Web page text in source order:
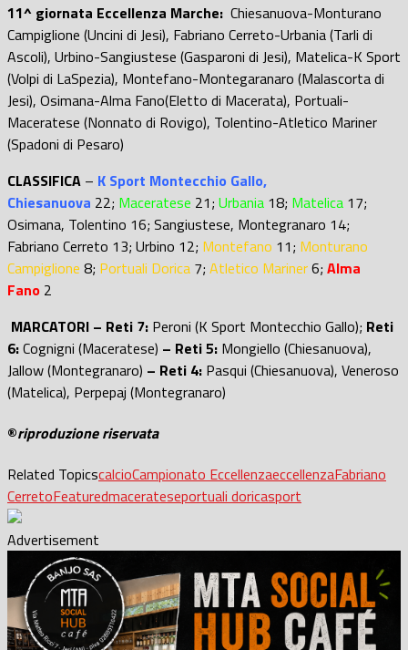
11^ giornata Eccellenza Marche: Chiesanuova-Monturano
Campiglione (Uncini di Jesi), Fabriano Cerreto-Urbania (Tarli di
Ascoli), Urbino-Sangiustese (Gasparoni di Jesi), Matelica-K Sport
(Volpi di LaSpezia), Montefano-Montegaranaro (Malascorta di
Jesi), Osimana-Alma Fano(Eletto di Macerata), Portuali-
Maceratese (Nonnato di Rovigo), Tolentino-Atletico Mariner
(Spadoni di Pesaro)
CLASSIFICA – K Sport Montecchio Gallo,
Chiesanuova 22; Maceratese 21; Urbania 18; Matelica 17;
Osimana, Tolentino 16; Sangiustese, Montegranaro 14;
Fabriano Cerreto 13; Urbino 12; Montefano 11; Monturano
Campiglione 8; Portuali Dorica 7; Atletico Mariner6; Alma
Fano 2
MARCATORI – Reti 7: Peroni (K Sport Montecchio Gallo); Reti
6:Cognigni (Maceratese) – Reti 5: Mongiello (Chiesanuova),
Jallow (Montegranaro) – Reti 4: Pasqui (Chiesanuova), Veneroso
(Matelica), Perpepaj (Montegranaro)
®riproduzione riservata
Related TopicscalcioCampionato EccellenzaeccellenzaFabriano
CerretoFeaturedmacerateseportuali doricasport
Advertisement